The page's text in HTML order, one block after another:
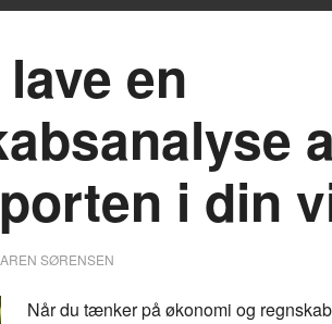
en
i din
SØRENSEN
Når du tænker på økonomi og